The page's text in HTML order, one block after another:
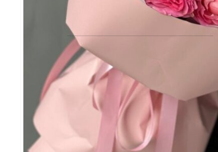
Политика конфиденциальности
Пользовательское соглашение
Рекомендации по уходу за цветами
Контакты
ЧАСТО ИЩУТ